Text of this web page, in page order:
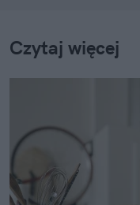
Czytaj więcej